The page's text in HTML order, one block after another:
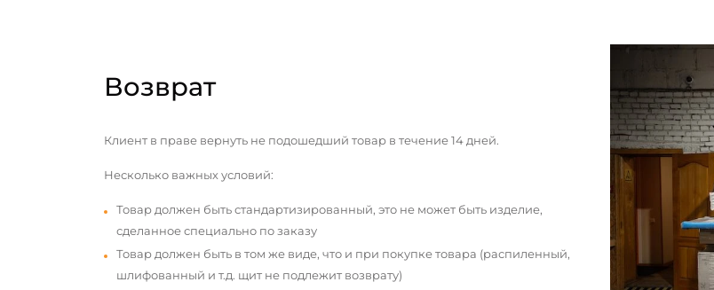
Возврат
Клиент в праве вернуть не подошедший товар в течение 14 дней.
Несколько важных условий:
Товар должен быть стандартизированный, это не может быть изделие,
сделанное специально по заказу
Товар должен быть в том же виде, что и при покупке товара (распиленный,
шлифованный и т.д. щит не подлежит возврату)